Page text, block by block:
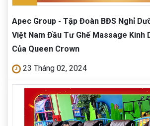
Apec Group - Tập Đoàn BĐS Nghỉ
Việt Nam Đầu Tư Ghế Massage Kinh
Của Queen Crown
23 Tháng 02, 2024